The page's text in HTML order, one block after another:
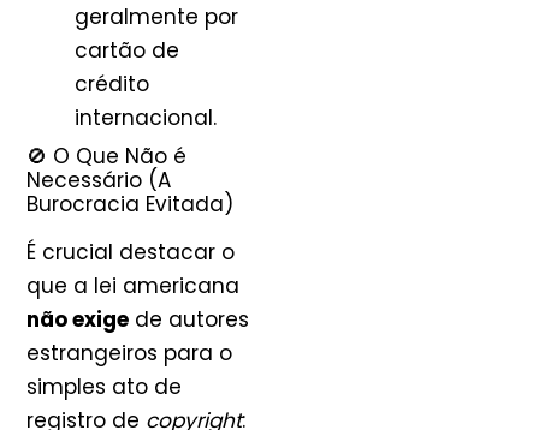
geralmente por
cartão de
crédito
internacional.
🚫 O Que Não é
Necessário (A
Burocracia Evitada)
É crucial destacar o
que a lei americana
não exige de autores
estrangeiros para o
simples ato de
registro de copyright: